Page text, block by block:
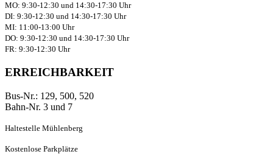
MO: 9:30-12:30 und 14:30-17:30 Uhr
DI: 9:30-12:30 und 14:30-17:30 Uhr
MI: 11:00-13:00 Uhr
DO: 9:30-12:30 und 14:30-17:30 Uhr
FR: 9:30-12:30 Uhr
ERREICHBARKEIT
Bus-Nr.: 129, 500, 520
Bahn-Nr. 3 und 7
Haltestelle Mühlenberg
Kostenlose Parkplätze